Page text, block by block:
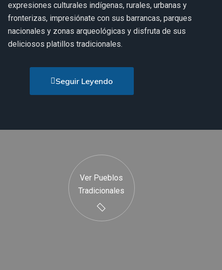
expresiones culturales indígenas, rurales, urbanas y
fronterizas, impresiónate con sus barrancas, parques
nacionales y zonas arqueológicas y disfruta de sus
deliciosos platillos tradicionales.
Seguir Leyendo
Ver Pueblos
Tradicionales